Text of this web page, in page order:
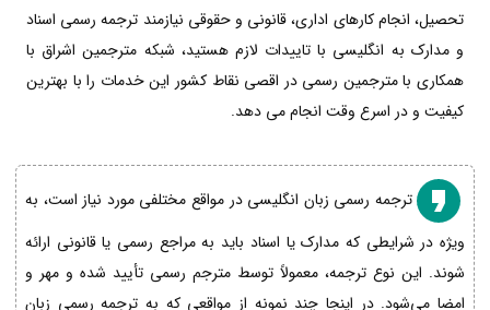
تحصیل، انجام کارهای اداری، قانونی و حقوقی نیازمند ترجمه رسمی اسناد
و مدارک به انگلیسی با تاییدات لازم هستید، شبکه مترجمین اشراق با
همکاری با مترجمین رسمی در اقصی نقاط کشور این خدمات را با بهترین
کیفیت و در اسرع وقت انجام می دهد.
ترجمه رسمی زبان انگلیسی در مواقع مختلفی مورد نیاز است، به
ویژه در شرایطی که مدارک یا اسناد باید به مراجع رسمی یا قانونی ارائه
شوند. این نوع ترجمه، معمولاً توسط مترجم رسمی تأیید شده و مهر و
امضا می‌شود. در اینجا چند نمونه از مواقعی که به ترجمه رسمی زبان